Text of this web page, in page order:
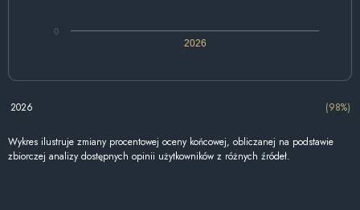
2026
0
2026 (98%)
Wykres ilustruje zmiany procentowej oceny końcowej, obliczanej na podstawie
zbiorczej analizy dostępnych opinii użytkowników z różnych źródeł.